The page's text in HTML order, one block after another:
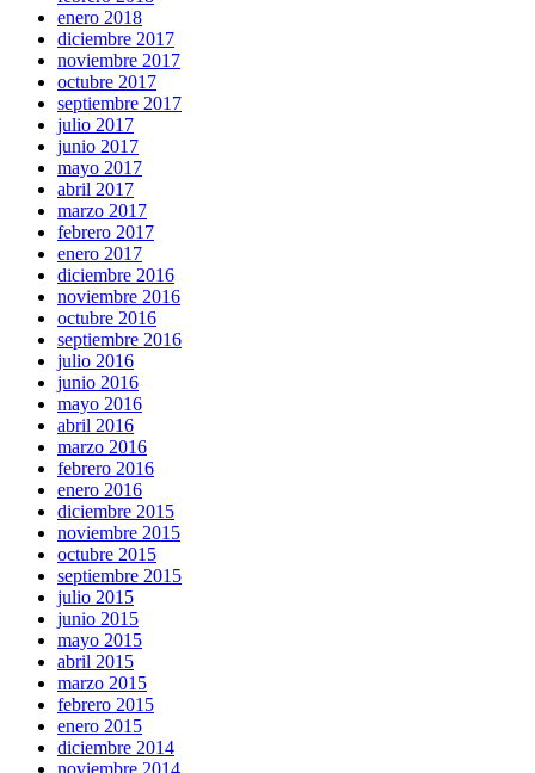
enero 2018
diciembre 2017
noviembre 2017
octubre 2017
septiembre 2017
julio 2017
junio 2017
mayo 2017
abril 2017
marzo 2017
febrero 2017
enero 2017
diciembre 2016
noviembre 2016
octubre 2016
septiembre 2016
julio 2016
junio 2016
mayo 2016
abril 2016
marzo 2016
febrero 2016
enero 2016
diciembre 2015
noviembre 2015
octubre 2015
septiembre 2015
julio 2015
junio 2015
mayo 2015
abril 2015
marzo 2015
febrero 2015
enero 2015
diciembre 2014
noviembre 2014